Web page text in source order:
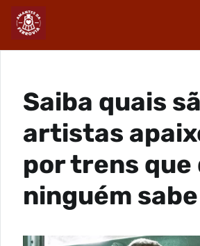
Saiba quais
artistas
por trens que
ninguém sabe